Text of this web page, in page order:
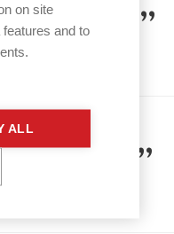
“Nr. 16”
“Nr. 17”
on site
and to
ALL